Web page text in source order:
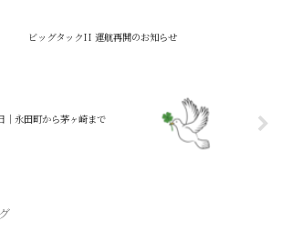
ビッグタックII 運航再開のお知らせ
｜永田町から茅ヶ崎まで